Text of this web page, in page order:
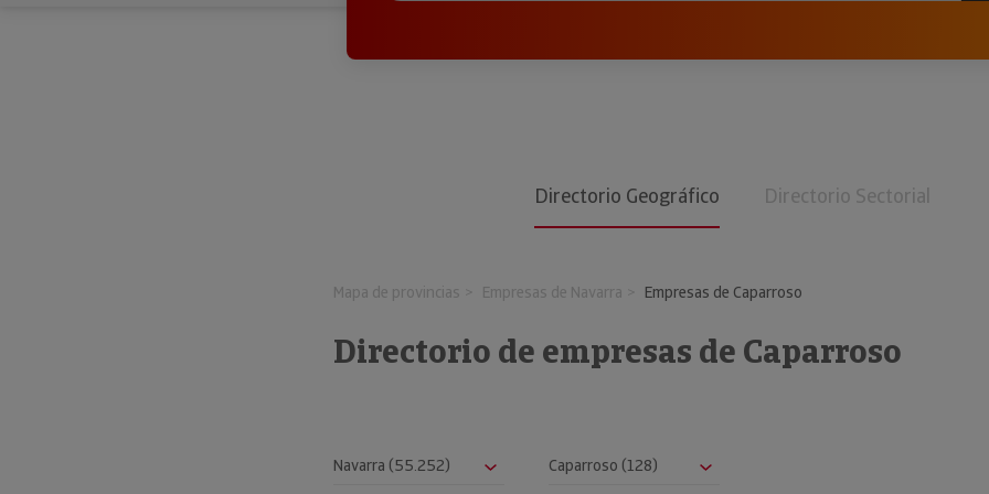
Directorio Geográfico Directorio Sectorial
Mapa de provincias Empresas de Navarra Empresas de Caparroso
Directorio de empresas de Caparroso